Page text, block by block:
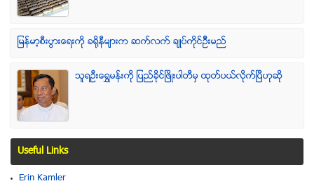
ျမန္မာ့စီးပြားေရးကို ခရိုနီမ်ားက ဆက္လက္ ခ်ဳပ္ကိုင္ဥိီးမည္
သူရဦးေရႊမန္းကို ျပည္ခိုင္ျဖိဳးပါတီမွ ထုတ္ပယ္လိုက္ျပီဟုဆို
Useful Links
Erin Kamler